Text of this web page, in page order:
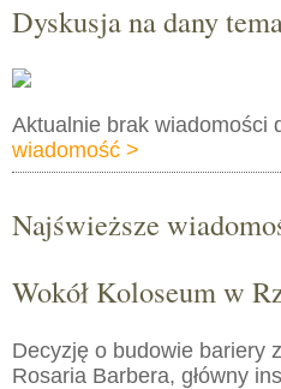
Dyskusja na dany
Aktualnie brak wiadomości
wiadomość >
Najświeższe
Wokół Koloseum w
Decyzję o budowie bariery
Rosaria Barbera, główny